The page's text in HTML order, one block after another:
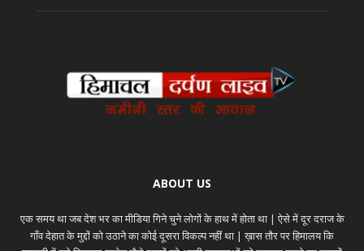
ABOUT US
एक समय था जब देश भर का मीडिया गिने चुने लोगों के हाथ में होता था | ऐसे में दूर दराज के
गाँव देहात के मुद्दों को उठाने का कोई दूसरा विकल्प नहीं था | ख़ास तौर पर हिमालय कि